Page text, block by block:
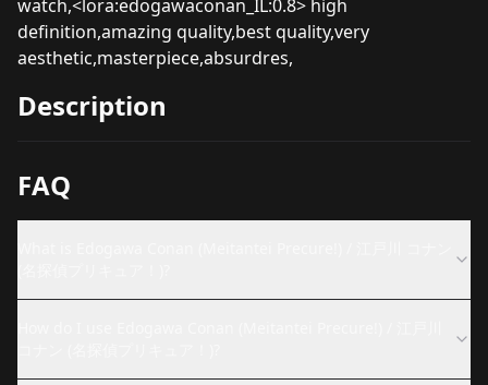
watch,<lora:edogawaconan_IL:0.8> high
definition,amazing quality,best quality,very
aesthetic,masterpiece,absurdres,
Description
FAQ